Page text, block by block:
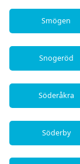
Smögen
Snogeröd
Söderåkra
Söderby